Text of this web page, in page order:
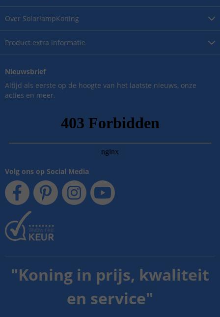
Over SolarlampKoning
Product extra informatie
Nieuwsbrief
Altijd als eerste op de hoogte van het laatste nieuws, onze
acties en meer.
Volg ons op Social Media
"Koning in prijs, kwaliteit
en service"